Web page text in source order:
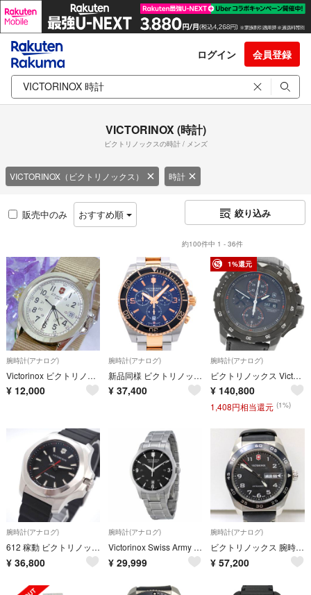
ログイン 会員登録
VICTORINOX (時計)
ビクトリノックスの時計 / メンズ
VICTORINOX（ビクトリノックス） 時計
販売中のみ おすすめ順 絞り込み
約100件中 1 - 36件
腕時計(アナログ)
Victorinox ビクトリノックス Swiss Army 腕時計 #683
¥ 12,000
腕時計(アナログ)
新品同様 ビクトリノックス スイスアーミー 241952 クオーツ 腕時計 SS ブラック 黒文字盤 1447【中古】Victorinox メンズ
¥ 37,400
1%還元
腕時計(アナログ)
ビクトリノックス Victorinox 241530 アルピナッハ メカニカル クロノグラフ デイデイト 自動巻き メンズ 良品 _968272
¥ 140,800
1,408円相当還元 (1%)
腕時計(アナログ)
612 稼動 ビクトリノックス 時計 箱付き メンズ ブラック ダイバーウォッチ
¥ 36,800
腕時計(アナログ)
Victorinox Swiss Army 241473
¥ 29,999
腕時計(アナログ)
ビクトリノックス 腕時計 クォーツ 3針 アナログ スイスアーミー Swiss Army 242041 Dz453721 中古美品
¥ 57,200